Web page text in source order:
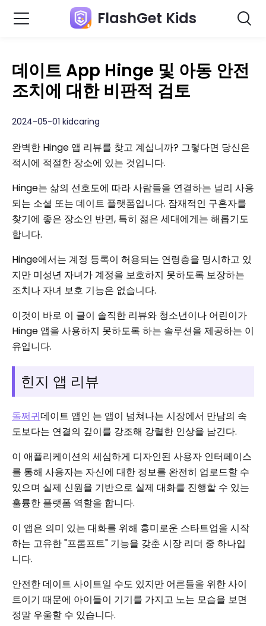
FlashGet Kids
데이트 App Hinge 및 아동 안전
조치에 대한 비판적 검토
2024-05-01 kidcaring
완벽한 Hinge 앱 리뷰를 찾고 계십니까? 그렇다면 당신은
적시에 적절한 장소에 있는 것입니다.
Hinge는 삶의 선호도에 따라 사람들을 연결하는 널리 사용
되는 소셜 또는 데이트 플랫폼입니다. 잠재적인 구혼자를
찾기에 좋은 장소인 반면, 특히 젊은 세대에게는 해롭기도
합니다.
Hinge에서는 계정 등록이 허용되는 연령층을 명시하고 있
지만 미성년 자녀가 계정을 보호하지 못하도록 보장하는
조치나 자녀 보호 기능은 없습니다.
이것이 바로 이 글이 솔직한 리뷰와 청소년이나 어린이가
Hinge 앱을 사용하지 못하도록 하는 솔루션을 제공하는 이
유입니다.
힌지 앱 리뷰
돌쩌귀데이트 앱인 는 앱이 넘쳐나는 시장에서 만남의 속
도보다는 연결의 깊이를 강조해 강렬한 인상을 남긴다.
이 애플리케이션의 세심하게 디자인된 사용자 인터페이스
를 통해 사용자는 자신에 대한 정보를 완전히 업로드할 수
있으며 실제 신원을 기반으로 실제 대화를 진행할 수 있는
훌륭한 플랫폼 역할을 합니다.
이 앱은 의미 있는 대화를 위해 흥미로운 스타트업을 시작
하는 고유한 "프롬프트" 기능을 갖춘 시장 리더 중 하나입
니다.
안전한 데이트 사이트일 수도 있지만 어른들을 위한 사이
트이기 때문에 아이들이 기기를 가지고 노는 모습을 보면
정말 우울할 수 있습니다.